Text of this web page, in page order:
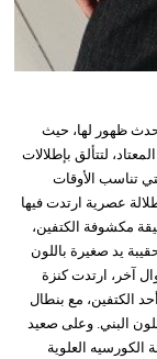
ظهور لها، حيث
لتتألق بإطلالات
تناسب الأوقات
عصرية ارتدت فيها
مكشوفة الكتفين،
يد صغيرة باللون
آخر، ارتدت كنزة
الكتفين، مع بنطال
البني. وعلى صعيد
العلوية